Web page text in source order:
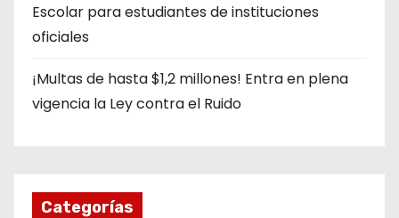
Escolar para estudiantes de instituciones
oficiales
¡Multas de hasta $1,2 millones! Entra en plena
vigencia la Ley contra el Ruido
Categorías